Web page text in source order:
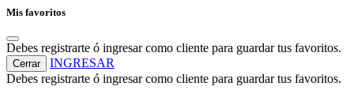
Mis favoritos
Debes registrarte ó ingresar como cliente para guardar tus favoritos.
Cerrar
INGRESAR
Debes registrarte ó ingresar como cliente para guardar tus favoritos.